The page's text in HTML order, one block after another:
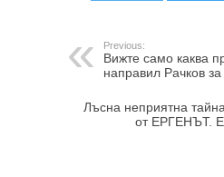
Previous:
Вижте само каква
направил Рачков
Лъсна неприятна
от ЕРГЕНЪТ.